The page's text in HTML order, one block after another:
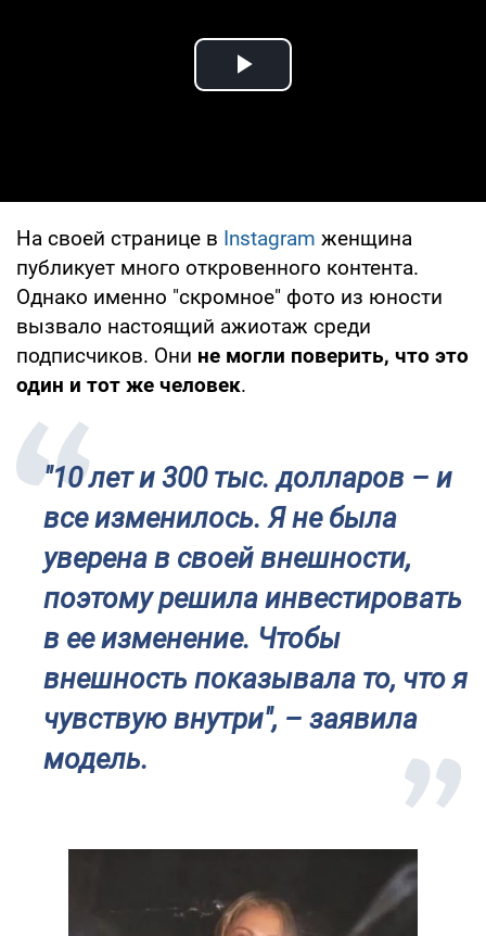
Play Video
На своей странице в Instagram женщина
публикует много откровенного контента.
Однако именно "скромное" фото из юности
вызвало настоящий ажиотаж среди
подписчиков. Они не могли поверить, что это
один и тот же человек.
"10 лет и 300 тыс. долларов – и
все изменилось. Я не была
уверена в своей внешности,
поэтому решила инвестировать
в ее изменение. Чтобы
внешность показывала то, что я
чувствую внутри", – заявила
модель.